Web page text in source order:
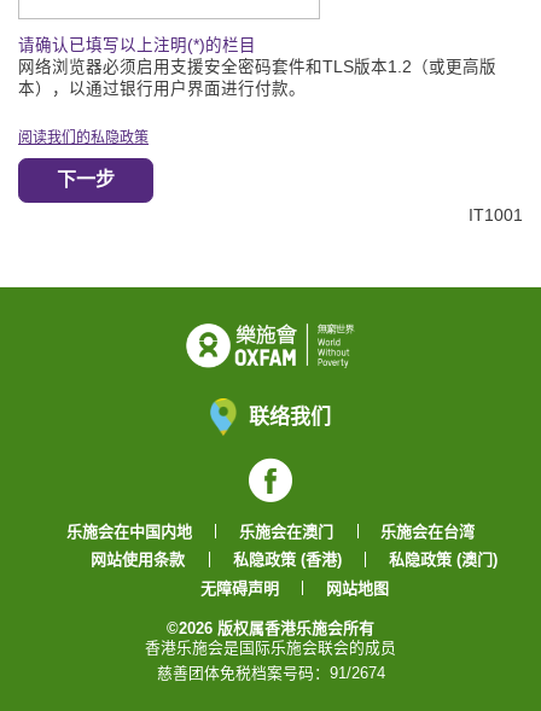
请确认已填写以上注明(*)的栏目
网络浏览器必须启用支援安全密码套件和TLS版本1.2（或更高版
本），以通过银行用户界面进行付款。
阅读我们的私隐政策
下一步
IT1001
联络我们
Facebook
乐施会在中国内地 乐施会在澳门
乐施会在台湾
网站使用条款
私隐政策 (香港)
私隐政策 (澳门)
无障碍声明
网站地图
©2026 版权属香港乐施会所有
香港乐施会是国际乐施会联会的成员
慈善团体免税档案号码：91/2674